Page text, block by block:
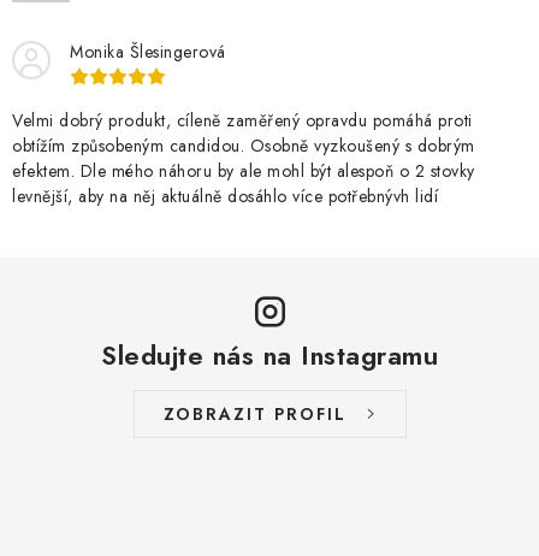
Monika Šlesingerová
Velmi dobrý produkt, cíleně zaměřený opravdu pomáhá proti
obtížím způsobeným candidou. Osobně vyzkoušený s dobrým
efektem. Dle mého náhoru by ale mohl být alespoň o 2 stovky
levnější, aby na něj aktuálně dosáhlo více potřebnývh lidí
Sledujte nás na Instagramu
ZOBRAZIT PROFIL